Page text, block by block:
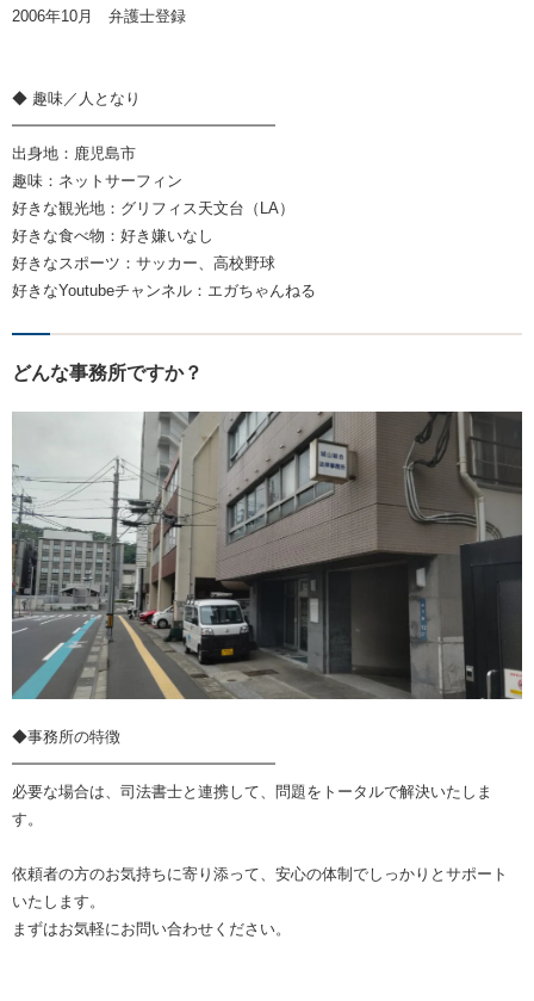
2006年10月 弁護士登録
◆ 趣味／人となり
━━━━━━━━━━━━━━━━━
出身地：鹿児島市
趣味：ネットサーフィン
好きな観光地：グリフィス天文台（LA）
好きな食べ物：好き嫌いなし
好きなスポーツ：サッカー、高校野球
好きなYoutubeチャンネル：エガちゃんねる
どんな事務所ですか？
◆事務所の特徴
━━━━━━━━━━━━━━━━━
必要な場合は、司法書士と連携して、問題をトータルで解決いたしま
す。
依頼者の方のお気持ちに寄り添って、安心の体制でしっかりとサポート
いたします。
まずはお気軽にお問い合わせください。